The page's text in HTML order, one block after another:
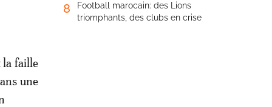
la faille
une
8
Football marocain: des Lions
triomphants, des clubs en crise